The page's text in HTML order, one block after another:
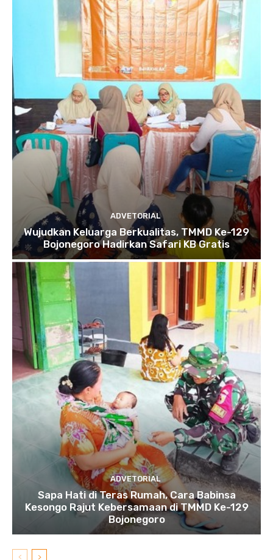
ADVETORIAL
Wujudkan Keluarga Berkualitas, TMMD Ke-129
Bojonegoro Hadirkan Safari KB Gratis
ADVETORIAL
Sapa Hati di Teras Rumah, Cara Babinsa
Kesongo Rajut Kebersamaan di TMMD Ke-129
Bojonegoro